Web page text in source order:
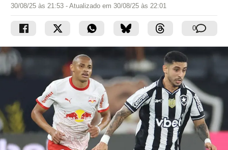
30/08/25 às 21:53 - Atualizado em 30/08/25 às 22:01
0